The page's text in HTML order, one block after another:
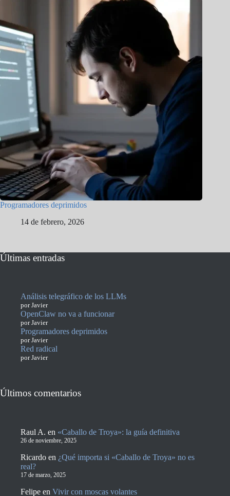
Programadores deprimidos
14 de febrero, 2026
Últimas entradas
Análisis telegráfico de los LLMs
por Javier
OpenClaw no va a funcionar
por Javier
Programadores deprimidos
por Javier
Red radical
por Javier
Últimos comentarios
Raul A. en «Caballo de Troya»: la guía definitiva
26 de noviembre, 2025
Ricardo en ¿Qué importa si «Caballo de Troya» no es
real?
17 de marzo, 2025
Felipe en Vivir con moscas volantes